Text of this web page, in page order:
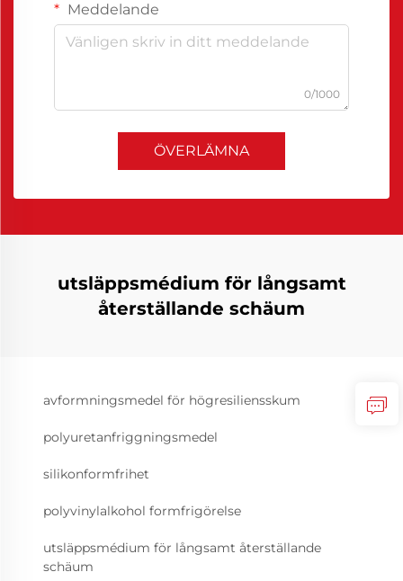
Meddelande
0/1000
ÖVERLÄMNA
utsläppsmédium för långsamt
återställande schäum
avformningsmedel för högresiliensskum
polyuretanfriggningsmedel
silikonformfrihet
polyvinylalkohol formfrigörelse
utsläppsmédium för långsamt återställande
schäum